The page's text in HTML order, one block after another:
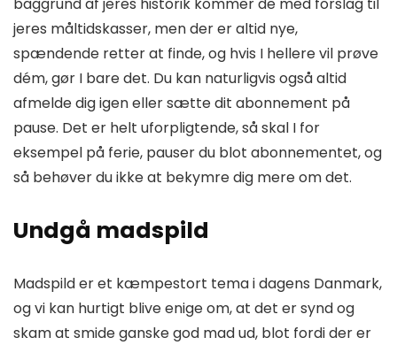
baggrund af jeres historik kommer de med forslag til
jeres måltidskasser, men der er altid nye,
spændende retter at finde, og hvis I hellere vil prøve
dém, gør I bare det. Du kan naturligvis også altid
afmelde dig igen eller sætte dit abonnement på
pause. Det er helt uforpligtende, så skal I for
eksempel på ferie, pauser du blot abonnementet, og
så behøver du ikke at bekymre dig mere om det.
Undgå madspild
Madspild er et kæmpestort tema i dagens Danmark,
og vi kan hurtigt blive enige om, at det er synd og
skam at smide ganske god mad ud, blot fordi der er